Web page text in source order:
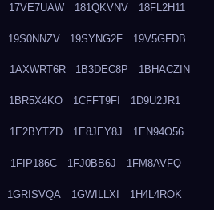
17VE7UAW 181QKVNV 18FL2H11
19S0NNZV 19SYNG2F 19V5GFDB
1AXWRT6R 1B3DEC8P 1BHACZIN
1BR5X4KO 1CFFT9FI 1D9U2JR1
1E2BYTZD 1E8JEY8J 1EN94O56
1FIP186C 1FJ0BB6J 1FM8AVFQ
1GRISVQA 1GWILLXI 1H4L4ROK